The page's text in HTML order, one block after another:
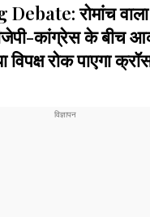
रोमांच वाला
कांग्रेस के बीच
विपक्ष रोक पाएगा